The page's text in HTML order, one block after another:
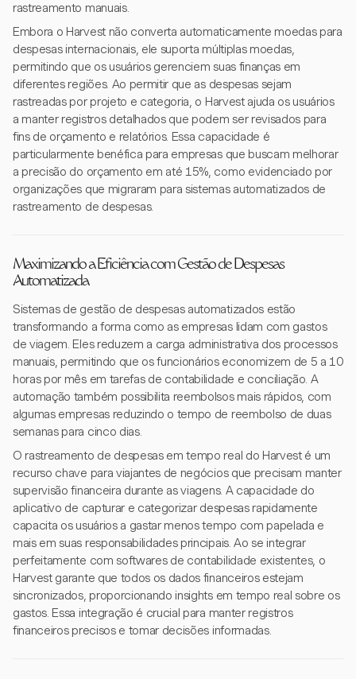
rastreamento manuais.
Embora o Harvest não converta automaticamente moedas para
despesas internacionais, ele suporta múltiplas moedas,
permitindo que os usuários gerenciem suas finanças em
diferentes regiões. Ao permitir que as despesas sejam
rastreadas por projeto e categoria, o Harvest ajuda os usuários
a manter registros detalhados que podem ser revisados para
fins de orçamento e relatórios. Essa capacidade é
particularmente benéfica para empresas que buscam melhorar
a precisão do orçamento em até 15%, como evidenciado por
organizações que migraram para sistemas automatizados de
rastreamento de despesas.
Maximizando a Eficiência com Gestão de Despesas
Automatizada
Sistemas de gestão de despesas automatizados estão
transformando a forma como as empresas lidam com gastos
de viagem. Eles reduzem a carga administrativa dos processos
manuais, permitindo que os funcionários economizem de 5 a 10
horas por mês em tarefas de contabilidade e conciliação. A
automação também possibilita reembolsos mais rápidos, com
algumas empresas reduzindo o tempo de reembolso de duas
semanas para cinco dias.
O rastreamento de despesas em tempo real do Harvest é um
recurso chave para viajantes de negócios que precisam manter
supervisão financeira durante as viagens. A capacidade do
aplicativo de capturar e categorizar despesas rapidamente
capacita os usuários a gastar menos tempo com papelada e
mais em suas responsabilidades principais. Ao se integrar
perfeitamente com softwares de contabilidade existentes, o
Harvest garante que todos os dados financeiros estejam
sincronizados, proporcionando insights em tempo real sobre os
gastos. Essa integração é crucial para manter registros
financeiros precisos e tomar decisões informadas.